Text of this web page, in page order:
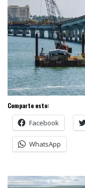
Comparte esto:
Facebook
WhatsApp